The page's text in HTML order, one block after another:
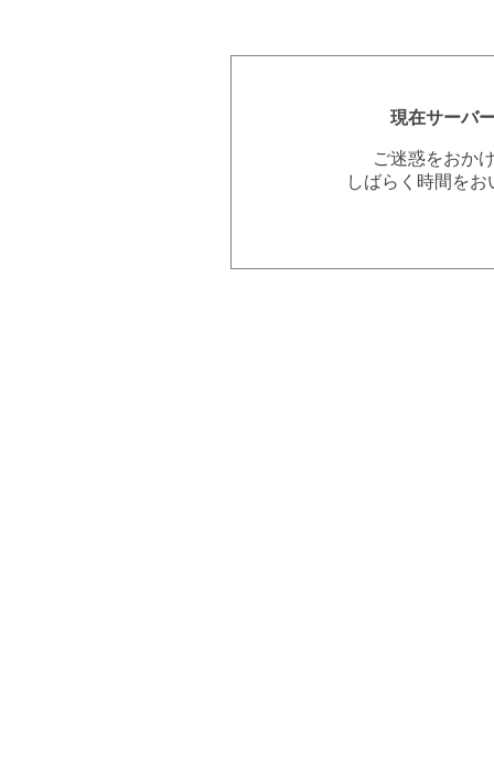
現在サーバ
ご迷惑をおか
しばらく時間を